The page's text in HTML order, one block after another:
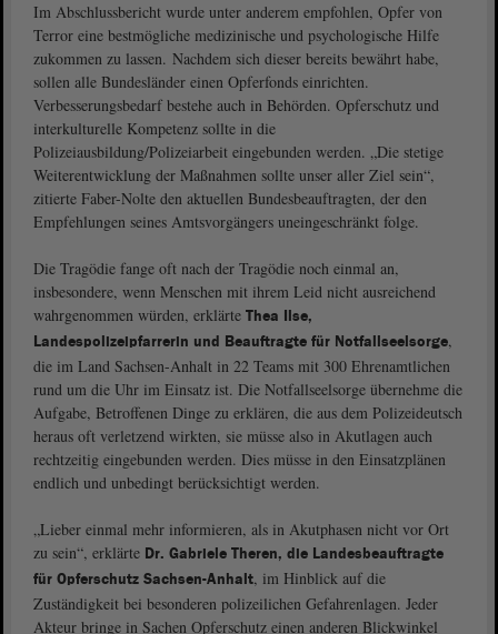
Im Abschlussbericht wurde unter anderem empfohlen, Opfer von
Terror eine bestmögliche medizinische und psychologische Hilfe
zukommen zu lassen. Nachdem sich dieser bereits bewährt habe,
sollen alle Bundesländer einen Opferfonds einrichten.
Verbesserungsbedarf bestehe auch in Behörden. Opferschutz und
interkulturelle Kompetenz sollte in die
Polizeiausbildung/Polizeiarbeit eingebunden werden. „Die stetige
Weiterentwicklung der Maßnahmen sollte unser aller Ziel sein“,
zitierte Faber-Nolte den aktuellen Bundesbeauftragten, der den
Empfehlungen seines Amtsvorgängers uneingeschränkt folge.
Die Tragödie fange oft nach der Tragödie noch einmal an,
insbesondere, wenn Menschen mit ihrem Leid nicht ausreichend
wahrgenommen würden, erklärte Thea Ilse,
Landespolizeipfarrerin und Beauftragte für Notfallseelsorge,
die im Land Sachsen-Anhalt in 22 Teams mit 300 Ehrenamtlichen
rund um die Uhr im Einsatz ist. Die Notfallseelsorge übernehme die
Aufgabe, Betroffenen Dinge zu erklären, die aus dem Polizeideutsch
heraus oft verletzend wirkten, sie müsse also in Akutlagen auch
rechtzeitig eingebunden werden. Dies müsse in den Einsatzplänen
endlich und unbedingt berücksichtigt werden.
„Lieber einmal mehr informieren, als in Akutphasen nicht vor Ort
zu sein“, erklärte Dr. Gabriele Theren, die Landesbeauftragte
für Opferschutz Sachsen-Anhalt, im Hinblick auf die
Zuständigkeit bei besonderen polizeilichen Gefahrenlagen. Jeder
Akteur bringe in Sachen Opferschutz einen anderen Blickwinkel